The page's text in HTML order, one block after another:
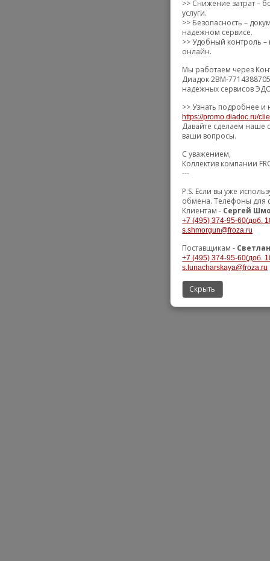
>> Снижение затрат –
услуги.
>> Безопасность –
надежном сервисе.
>> Удобный контроль –
онлайн.
Мы работаем через
Диадок 2BM-
надежных сервисов
>> Узнать подробнее и
https://promo.diadoc.ru/
Давайте сделаем наше
ваши вопросы.
С уважением,
Коллектив компании
---
P.S. Если вы уже
обмена. Телефоны для
Клиентам - Сергей
+7 (495) 374-95-60(доб.
s.shmorgun@froza.ru
Поставщикам -
+7 (495) 374-95-60(доб.
s.lunacharskaya@froza.ru
Скрыть